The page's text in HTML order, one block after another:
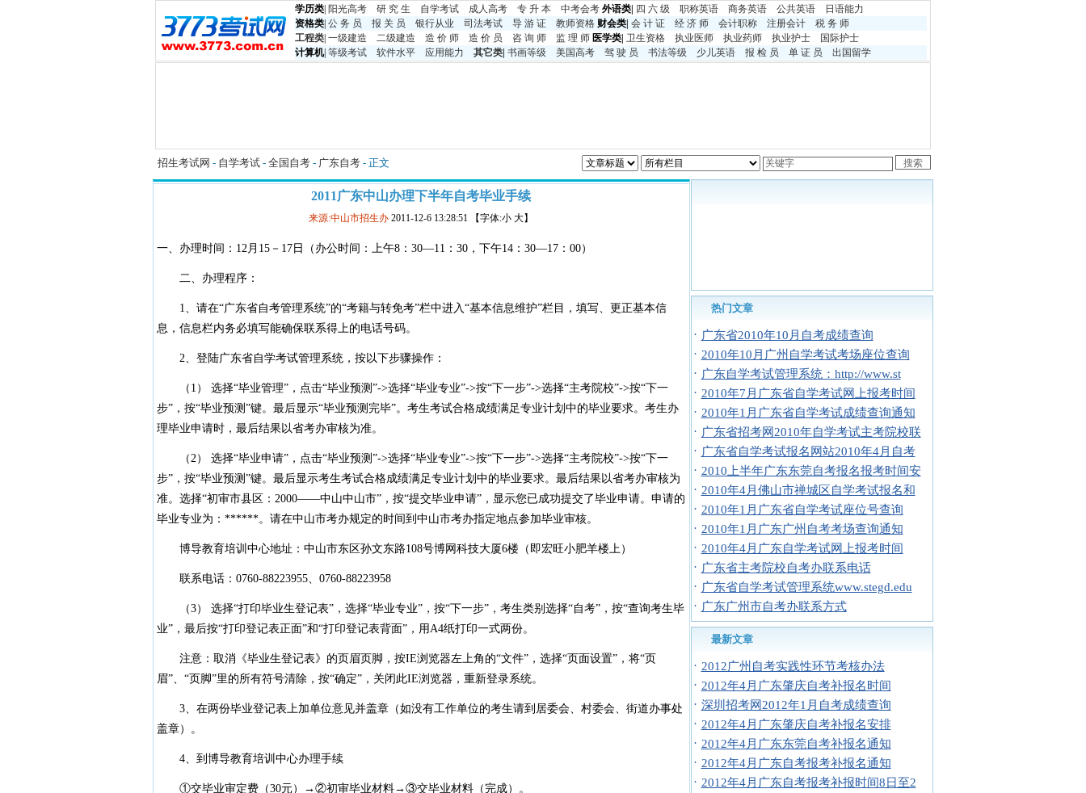
学历类 阳光高考 研 究 生 自学考试 成人高考 专 升 本 中考会考 外语类| 四 六 级 职称英语 商务英语 公共英语
日语能力
资格类 公 务 员 报 关 员 银行从业 司法考试 导 游 证 教师资格 财会类| 会 计 证 经 济 师 会计职称 注册会计
税 务 师
工程类 一级建造 二级建造 造 价 师 造 价 员 咨 询 师 监 理 师 医学类| 卫生资格 执业医师 执业药师 执业护士
国际护士
计算机| 等级考试 软件水平 应用能力 其它类 书画等级 美国高考 驾 驶 员 书法等级 少儿英语 报 检 员 单 证 员 出国留学
招生考试网 - 自学考试 - 全国自考 - 广东自考 - 正文
2011广东中山办理下半年自考毕业手续
来源:中山市招生办 2011-12-6 13:28:51 【字体:小 大】
一、办理时间：12月15－17日（办公时间：上午8：30—11：30，下午14：30—17：00）
二、办理程序：
1、请在“广东省自考管理系统”的“考籍与转免考”栏中进入“基本信息维护”栏目，填写、更正基本信
息，信息栏内务必填写能确保联系得上的电话号码。
2、登陆广东省自学考试管理系统，按以下步骤操作：
（1） 选择“毕业管理”，点击“毕业预测”->选择“毕业专业”->按“下一步”->选择“主考院校”->按“下一
步”，按“毕业预测”键。最后显示“毕业预测完毕”。考生考试合格成绩满足专业计划中的毕业要求。考生办
理毕业申请时，最后结果以省考办审核为准。
（2） 选择“毕业申请”，点击“毕业预测”->选择“毕业专业”->按“下一步”->选择“主考院校”->按“下一
步”，按“毕业预测”键。最后显示考生考试合格成绩满足专业计划中的毕业要求。最后结果以省考办审核为
准。选择“初审市县区：2000——中山中山市”，按“提交毕业申请”，显示您已成功提交了毕业申请。申请的
毕业专业为：******。请在中山市考办规定的时间到中山市考办指定地点参加毕业审核。
博导教育培训中心地址：中山市东区孙文东路108号博网科技大厦6楼（即宏旺小肥羊楼上）
联系电话：0760-88223955、0760-88223958
（3） 选择“打印毕业生登记表”，选择“毕业专业”，按“下一步”，考生类别选择“自考”，按“查询考生毕
业”，最后按“打印登记表正面”和“打印登记表背面”，用A4纸打印一式两份。
注意：取消《毕业生登记表》的页眉页脚，按IE浏览器左上角的“文件”，选择“页面设置”，将“页
眉”、“页脚”里的所有符号清除，按“确定”，关闭此IE浏览器，重新登录系统。
3、在两份毕业登记表上加单位意见并盖章（如没有工作单位的考生请到居委会、村委会、街道办事处
盖章）。
4、到博导教育培训中心办理手续
①交毕业审定费（30元）→②初审毕业材料→③交毕业材料（完成）。
热门文章
· 广东省2010年10月自考成绩查询
· 2010年10月广州自学考试考场座位查询
· 广东自学考试管理系统：http://www.st
· 2010年7月广东省自学考试网上报考时间
· 2010年1月广东省自学考试成绩查询通知
· 广东省招考网2010年自学考试主考院校联
· 广东省自学考试报名网站2010年4月自考
· 2010上半年广东东莞自考报名报考时间安
· 2010年4月佛山市禅城区自学考试报名和
· 2010年1月广东省自学考试座位号查询
· 2010年1月广东广州自考考场查询通知
· 2010年4月广东自学考试网上报考时间
· 广东省主考院校自考办联系电话
· 广东省自学考试管理系统www.stegd.edu
· 广东广州市自考办联系方式
最新文章
· 2012广州自考实践性环节考核办法
· 2012年4月广东肇庆自考补报名时间
· 深圳招考网2012年1月自考成绩查询
· 2012年4月广东肇庆自考补报名安排
· 2012年4月广东东莞自考补报名通知
· 2012年4月广东自考报考补报名通知
· 2012年4月广东自考报考补报时间8日至2